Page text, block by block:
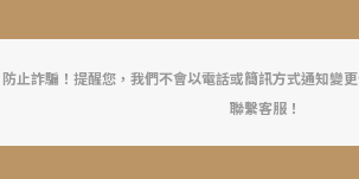
防止詐騙！提醒您，我們不會以電話或簡訊方式通知變
聯繫客服！